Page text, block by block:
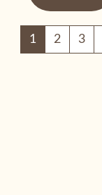
1 2 3